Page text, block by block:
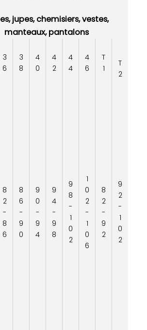
jupes, chemisiers, vestes,
manteaux, pantalons
3
6
3
8
4
0
4
2
4
4
4
6
T
1
T
2
8
2
-
8
6
8
6
-
9
0
9
0
-
9
4
9
4
-
9
8
9
8
-
1
0
2
1
0
2
-
1
0
6
8
2
-
9
2
9
2
-
1
0
2